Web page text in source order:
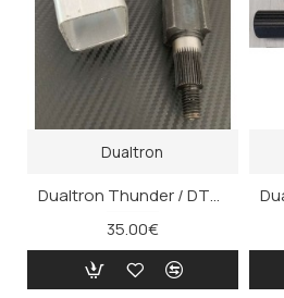
Dualtron
Dualtron Thunder / DT3 Άξονας Ανάρτησης
35.00€